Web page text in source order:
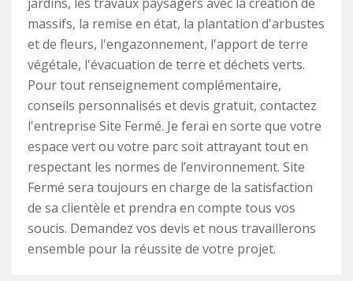
massifs, la remise en état, la plantation d'arbustes
et de fleurs, l'engazonnement, l'apport de terre
végétale, l'évacuation de terre et déchets verts.
Pour tout renseignement complémentaire,
conseils personnalisés et devis gratuit, contactez
l'entreprise Site Fermé. Je ferai en sorte que votre
espace vert ou votre parc soit attrayant tout en
respectant les normes de l’environnement. Site
Fermé sera toujours en charge de la satisfaction
de sa clientèle et prendra en compte tous vos
soucis. Demandez vos devis et nous travaillerons
ensemble pour la réussite de votre projet.